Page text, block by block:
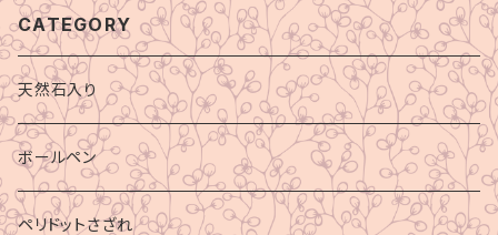
CATEGORY
天然石入り
ボールペン
ペリドットさざれ